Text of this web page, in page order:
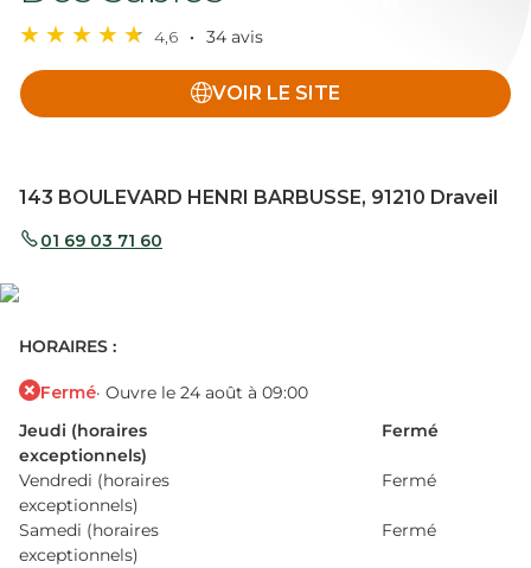
4,6 34 avis
VOIR LE SITE
143 BOULEVARD HENRI BARBUSSE, 91210 Draveil
01 69 03 71 60
HORAIRES :
Fermé· Ouvre le 24 août à 09:00
Jeudi (horaires
exceptionnels)
Fermé
Vendredi (horaires
exceptionnels)
Fermé
Samedi (horaires
exceptionnels)
Fermé